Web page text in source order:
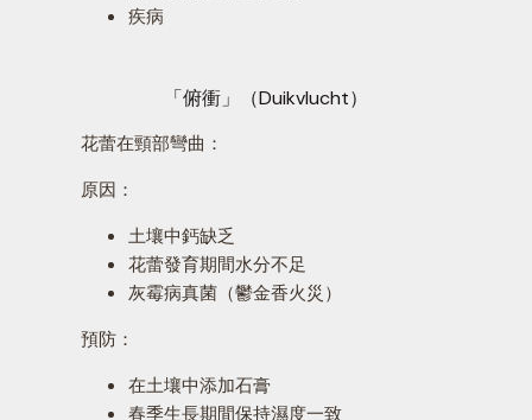
疾病
「俯衝」（Duikvlucht）
花蕾在頸部彎曲：
原因：
土壤中鈣缺乏
花蕾發育期間水分不足
灰霉病真菌（鬱金香火災）
預防：
在土壤中添加石膏
春季生長期間保持濕度一致